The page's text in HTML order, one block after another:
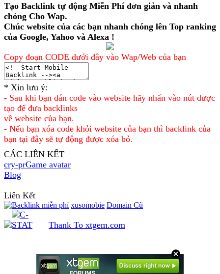
Tạo Backlink tự động Miễn Phí đơn giản và nhanh
chóng Cho Wap.
Chúc website của các bạn nhanh chóng lên Top ranking
của Google, Yahoo và Alexa !
Copy đoạn CODE dưới đây vào Wap/Web của bạn
* Xin lưu ý:
- Sau khi bạn dán code vào website hãy nhấn vào nút được
tạo để đưa backlinks
về website của bạn.
- Nếu bạn xóa code khỏi website của bạn thì backlink của
bạn tại đây sẽ tự động được xóa bỏ.
CÁC LIÊN KẾT
cry-prGame avatar
Blog
Liên Kết
xusomobie Domain Cũ
Thank To xtgem.com